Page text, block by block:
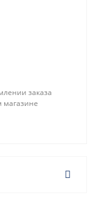
заказа
магазине